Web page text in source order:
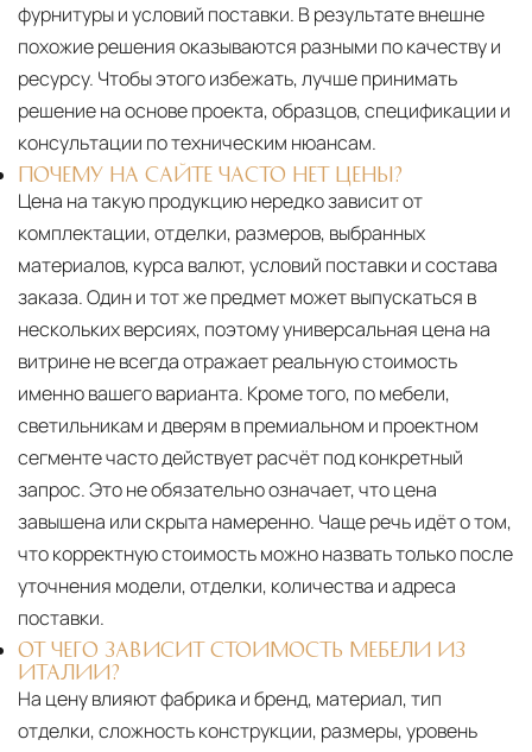
фурнитуры и условий поставки. В результате внешне
похожие решения оказываются разными по качеству и
ресурсу. Чтобы этого избежать, лучше принимать
решение на основе проекта, образцов, спецификации и
консультации по техническим нюансам.
ПОЧЕМУ НА САЙТЕ ЧАСТО НЕТ ЦЕНЫ?
Цена на такую продукцию нередко зависит от
комплектации, отделки, размеров, выбранных
материалов, курса валют, условий поставки и состава
заказа. Один и тот же предмет может выпускаться в
нескольких версиях, поэтому универсальная цена на
витрине не всегда отражает реальную стоимость
именно вашего варианта. Кроме того, по мебели,
светильникам и дверям в премиальном и проектном
сегменте часто действует расчёт под конкретный
запрос. Это не обязательно означает, что цена
завышена или скрыта намеренно. Чаще речь идёт о том,
что корректную стоимость можно назвать только после
уточнения модели, отделки, количества и адреса
поставки.
ОТ ЧЕГО ЗАВИСИТ СТОИМОСТЬ МЕБЕЛИ ИЗ
ИТАЛИИ?
На цену влияют фабрика и бренд, материал, тип
отделки, сложность конструкции, размеры, уровень